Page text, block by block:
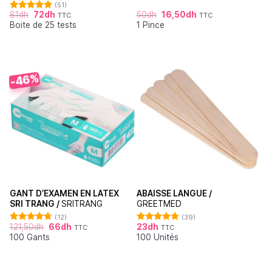
Note
4.88
sur 5
(51)
81dh 72dh TTC
Boite de 25 tests
50dh 16,50dh TTC
1 Pince
-46%
GANT D’EXAMEN EN LATEX
SRI TRANG /SRITRANG
Note4.67
sur 5
(12)
121,50dh 66dh TTC
100 Gants
ABAISSE LANGUE /
GREETMED
Note4.79
sur 5
(39)
23dh TTC
100 Unités